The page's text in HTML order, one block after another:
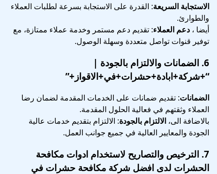
الاستجابة السريعة: القدرة على الاستجابة بسرعة لطلبات العملاء
والطوارئ.
أيضا ، دعم العملاء: تقديم دعم مستمر وخدمة عملاء ممتازة، مع
توفير قنوات تواصل متعددة وسهلة الوصول.
6. الضمانات والالتزام بالجودة |
“+شركة+ابادة+حشرات+في+الاقواز+”
الضمانات: تقديم ضمانات على الخدمات المقدمة لضمان رضا
العملاء وثقتهم في فعالية الحلول المقدمة.
بالاضافة الى، الالتزام بالجودة: الالتزام بتقديم خدمات عالية
الجودة والمعايير العالية في جميع جوانب العمل.
7. الترخيص والتصاريح لاستخدام ادوات مكافحة
الحشرات لدى افضل شركة مكافحة حشرات في